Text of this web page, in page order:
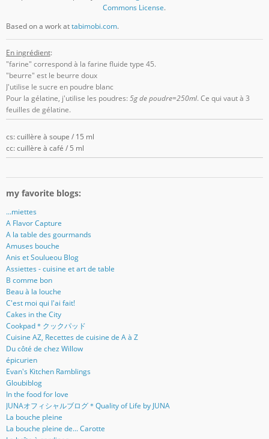
Commons License.
Based on a work attabimobi.com.
En ingrédient:
"farine" correspond à la farine fluide type 45.
"beurre" est le beurre doux
J'utilise le sucre en poudre blanc
Pour la gélatine, j'utilise les poudres: 5g de poudre=250ml. Ce qui vaut à 3
feuilles de gélatine.
cs: cuillère à soupe / 15 ml
cc: cuillère à café / 5 ml
my favorite blogs:
...miettes
A Flavor Capture
A la table des gourmands
Amuses bouche
Anis et Soulueou Blog
Assiettes - cuisine et art de table
B comme bon
Beau à la louche
C'est moi qui l'ai fait!
Cakes in the City
Cookpad＊クックパッド
Cuisine AZ, Recettes de cuisine de A à Z
Du côté de chez Willow
épicurien
Evan's Kitchen Ramblings
Gloubiblog
In the food for love
JUNAオフィシャルブログ＊Quality of Life by JUNA
La bouche pleine
La bouche pleine de... Carotte